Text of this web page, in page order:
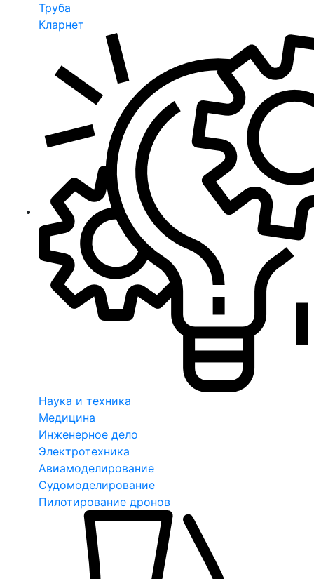
Труба
Кларнет
Наука и техника
Медицина
Инженерное дело
Электротехника
Авиамоделирование
Судомоделирование
Пилотирование дронов